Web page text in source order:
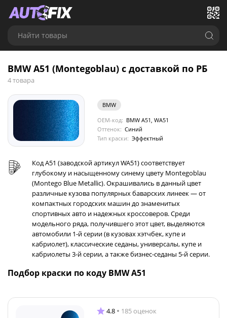
Найти товары
BMW A51 (Montegoblau) с доставкой по РБ
4 товара
BMW
OEM-код: BMW A51, WA51
Оттенок: Синий
Тип краски: Эффектный
Код A51 (заводской артикул WA51) соответствует
глубокому и насыщенному синему цвету Montegoblau
(Montego Blue Metallic). Окрашивались в данный цвет
различные кузова популярных баварских линеек — от
компактных городских машин до знаменитых
спортивных авто и надежных кроссоверов. Среди
модельного ряда, получившего этот цвет, выделяются
автомобили 1-й серии (в кузовах хэтчбек, купе и
кабриолет), классические седаны, универсалы, купе и
кабриолеты 3-й серии, а также бизнес-седаны 5-й серии.
Подбор краски по коду BMW A51
4.8 185 оценок